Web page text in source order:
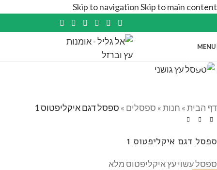
Skip to navigationSkip to main content
MENU
Click to enlarge
דף הבית» חנות» ספסלים » ספסל דגם איקליפטוס 1
ספסל דגם איקליפטוס 1
ספסל עשוי עץ איקליפטוס מלא